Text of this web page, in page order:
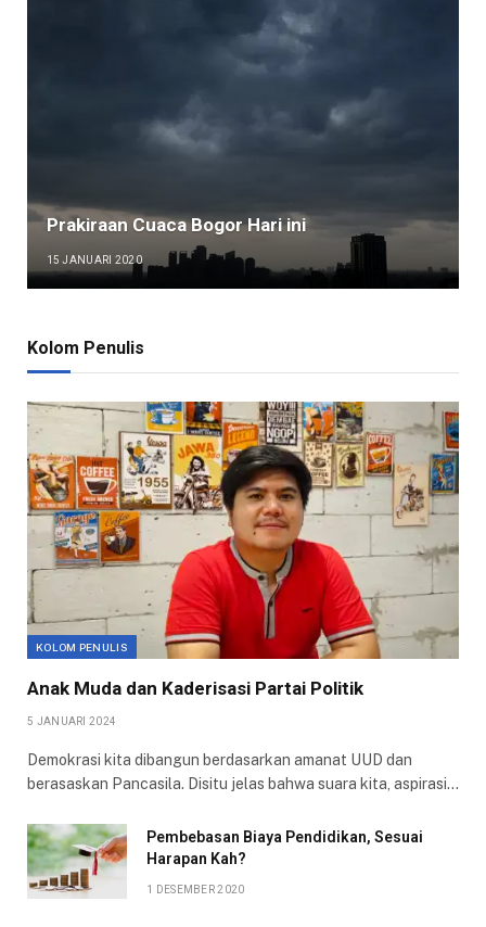
Prakiraan Cuaca Bogor Hari ini
15 JANUARI 2020
Kolom Penulis
KOLOM PENULIS
Anak Muda dan Kaderisasi Partai Politik
5 JANUARI 2024
Demokrasi kita dibangun berdasarkan amanat UUD dan
berasaskan Pancasila. Disitu jelas bahwa suara kita, aspirasi…
Pembebasan Biaya Pendidikan, Sesuai
Harapan Kah?
1 DESEMBER 2020